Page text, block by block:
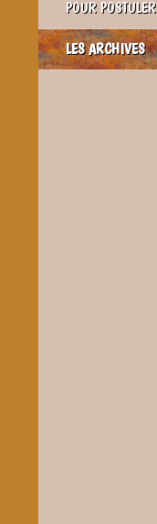
POUR POSTULER
LES ARCHIVES